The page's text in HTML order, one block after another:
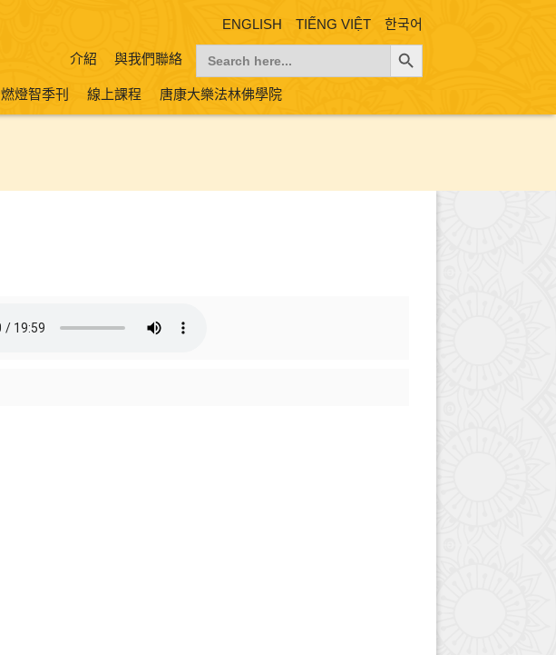
ENGLISH TIẾNG VIỆT 한국어
for:
Search Button
介紹 與我們聯絡
燃燈智季刊 線上課程 唐康大樂法林佛學院